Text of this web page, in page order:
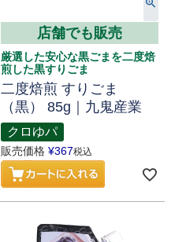
店舗でも販売
厳選した安心な黒ごまを二度焙
煎した黒すりごま
二度焙煎 すりごま
（黒） 85g｜九鬼産業
クロゆパ
販売価格 ¥367税込